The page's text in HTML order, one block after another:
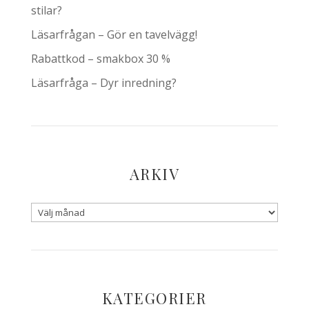
stilar?
Läsarfrågan – Gör en tavelvägg!
Rabattkod – smakbox 30 %
Läsarfråga – Dyr inredning?
ARKIV
KATEGORIER